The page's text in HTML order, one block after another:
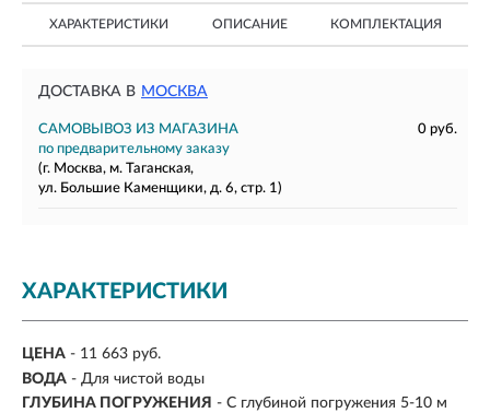
ХАРАКТЕРИСТИКИ ОПИСАНИЕ КОМПЛЕКТАЦИЯ
ДОСТАВКА В МОСКВА
САМОВЫВОЗ ИЗ МАГАЗИНА
0 руб.
по предварительному заказу
(г. Москва, м. Таганская,
ул. Большие Каменщики, д. 6, стр. 1)
ХАРАКТЕРИСТИКИ
ЦЕНА - 11 663 руб.
ВОДА - Для чистой воды
ГЛУБИНА ПОГРУЖЕНИЯ - С глубиной погружения 5-10 м